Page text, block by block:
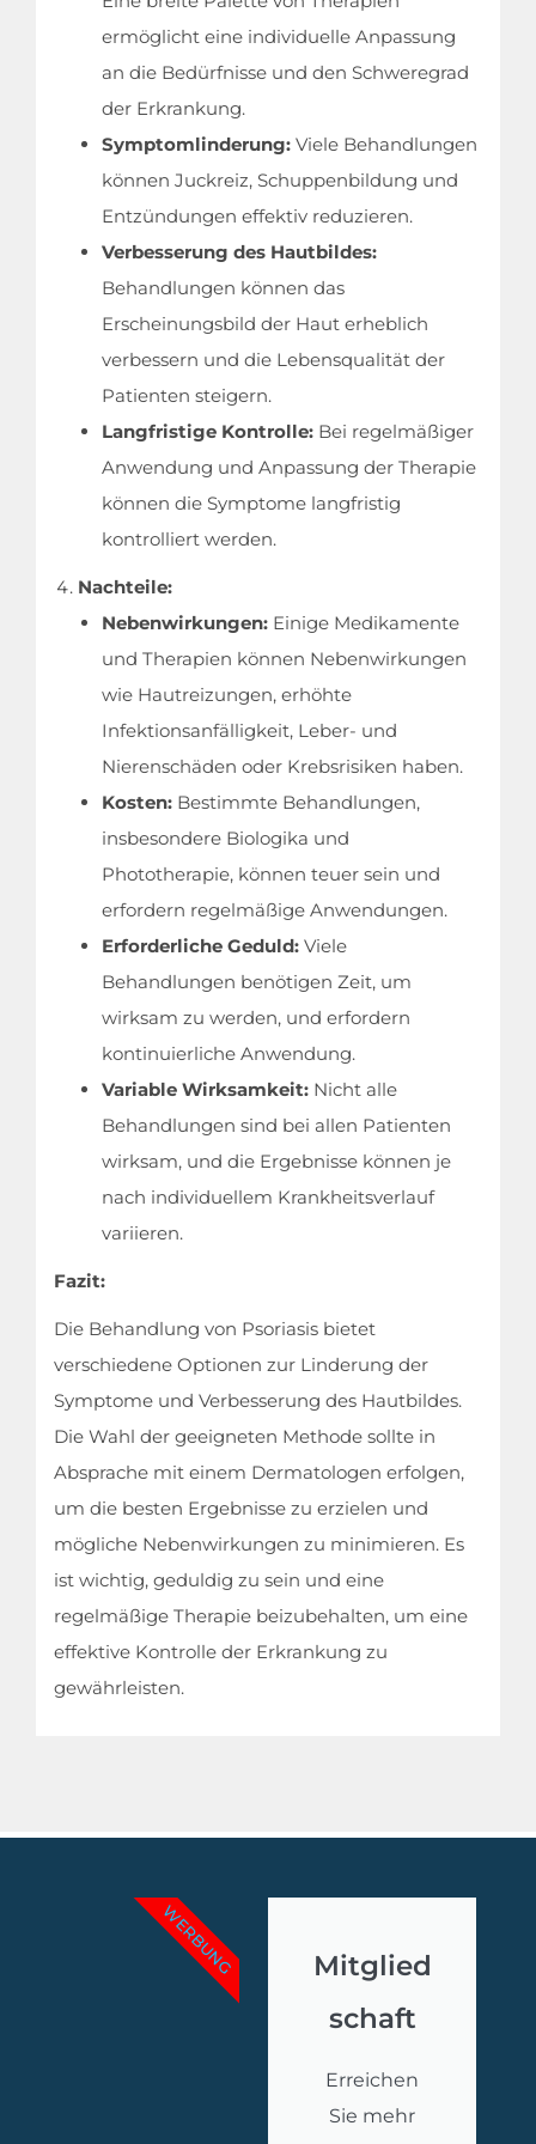
ermöglicht eine individuelle Anpassung
an die Bedürfnisse und den Schweregrad
der Erkrankung.
Symptomlinderung: Viele Behandlungen
können Juckreiz, Schuppenbildung und
Entzündungen effektiv reduzieren.
Verbesserung des Hautbildes:
Behandlungen können das
Erscheinungsbild der Haut erheblich
verbessern und die Lebensqualität der
Patienten steigern.
Langfristige Kontrolle: Bei regelmäßiger
Anwendung und Anpassung der Therapie
können die Symptome langfristig
kontrolliert werden.
Nachteile:
Nebenwirkungen: Einige Medikamente
und Therapien können Nebenwirkungen
wie Hautreizungen, erhöhte
Infektionsanfälligkeit, Leber- und
Nierenschäden oder Krebsrisiken haben.
Kosten: Bestimmte Behandlungen,
insbesondere Biologika und
Phototherapie, können teuer sein und
erfordern regelmäßige Anwendungen.
Erforderliche Geduld: Viele
Behandlungen benötigen Zeit, um
wirksam zu werden, und erfordern
kontinuierliche Anwendung.
Variable Wirksamkeit: Nicht alle
Behandlungen sind bei allen Patienten
wirksam, und die Ergebnisse können je
nach individuellem Krankheitsverlauf
variieren.
Fazit:
Die Behandlung von Psoriasis bietet
verschiedene Optionen zur Linderung der
Symptome und Verbesserung des Hautbildes.
Die Wahl der geeigneten Methode sollte in
Absprache mit einem Dermatologen erfolgen,
um die besten Ergebnisse zu erzielen und
mögliche Nebenwirkungen zu minimieren. Es
ist wichtig, geduldig zu sein und eine
regelmäßige Therapie beizubehalten, um eine
effektive Kontrolle der Erkrankung zu
gewährleisten.
Mitglied
schaft
Erreichen
Sie mehr
WERBUNG
Startseite
Medizinische Behandlungen
Kliniken & Ärzte
Leitfaden
Unternehmen
Kontakt